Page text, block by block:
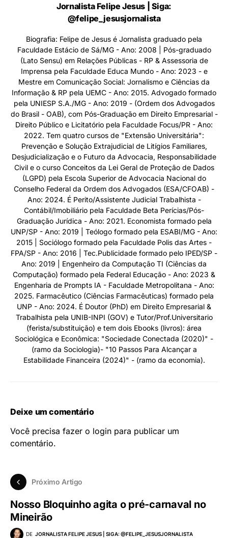
Jornalista Felipe Jesus | Siga:
@felipe_jesusjornalista
Biografia: Felipe de Jesus é Jornalista graduado pela
Faculdade Estácio de Sá/MG - Ano: 2008 | Pós-graduado
(Lato Sensu) em Relações Públicas - RP & Assessoria de
Imprensa pela Faculdade Educa Mundo - Ano: 2023 - e
Mestre em Comunicação Social: Jornalismo e Ciências da
Informação & RP pela UEMC - Ano: 2015. Advogado formado
pela UNIESP S.A./MG - Ano: 2019 - (Ordem dos Advogados
do Brasil - OAB), com Pós-Graduação em Direito Empresarial -
Direito Público e Licitatório pela Faculdade Focus/PR - Ano:
2022. Tem quatro cursos de "Extensão Universitária":
Prevenção e Solução Extrajudicial de Litígios Familiares,
Desjudicialização e o Futuro da Advocacia, Responsabilidade
Civil e o curso Conceitos da Lei Geral de Proteção de Dados
(LGPD) pela Escola Superior de Advocacia Nacional do
Conselho Federal da Ordem dos Advogados (ESA/CFOAB) -
Ano: 2024. É Perito/Assistente Judicial Trabalhista -
Contábil/Imobiliário pela Faculdade Beta Perícias/Pós-
Graduação Jurídica - Ano: 2021. Economista formado pela
UNP/SP - Ano: 2019 | Teólogo formado pela ESABI/MG - Ano:
2015 | Sociólogo formado pela Faculdade Polis das Artes -
FPA/SP - Ano: 2016 | Tec.Publicidade formado pelo IPED/SP -
Ano: 2019 | Engenheiro da Computação TI (Ciências da
Computação) formado pela Federal Educação - Ano: 2023 &
Engenharia de Prompts IA - Faculdade Metropolitana - Ano:
2025. Farmacêutico (Ciências Farmacêuticas) formado pela
UNP - Ano: 2024. É Doutor (PhD) em Direito Empresarial &
Trabalhista pela UNIB-INPI (GOV) e Tutor/Prof.Universitario
(ferista/substituição) e tem dois Ebooks (livros): área
Sociológica e Econômica: "Sociedade Conectada (2020)" -
(ramo da Sociologia)- "10 Passos Para Alcançar a
Estabilidade Financeira (2024)" - (ramo da economia).
Deixe um comentário
Você precisa fazer o login para publicar um
comentário.
Próximo Artigo
Nosso Bloquinho agita o pré-carnaval no
Mineirão
DE JORNALISTA FELIPE JESUS | SIGA: @FELIPE_JESUSJORNALISTA